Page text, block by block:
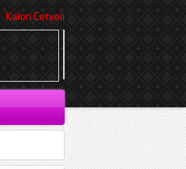
Kalori Cetveli